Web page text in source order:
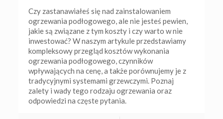
Czy zastanawiałeś się nad zainstalowaniem
ogrzewania podłogowego, ale nie jesteś pewien,
jakie są związane z tym koszty i czy warto w nie
inwestować? W naszym artykule przedstawiamy
kompleksowy przegląd kosztów wykonania
ogrzewania podłogowego, czynników
wpływających na cenę, a także porównujemy je z
tradycyjnymi systemami grzewczymi. Poznaj
zalety i wady tego rodzaju ogrzewania oraz
odpowiedzi na częste pytania.